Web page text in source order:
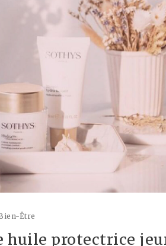
Être
huile protectrice